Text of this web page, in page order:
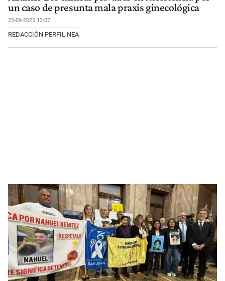
un caso de presunta mala praxis ginecológica
25-09-2025 13:07
REDACCIÓN PERFIL NEA